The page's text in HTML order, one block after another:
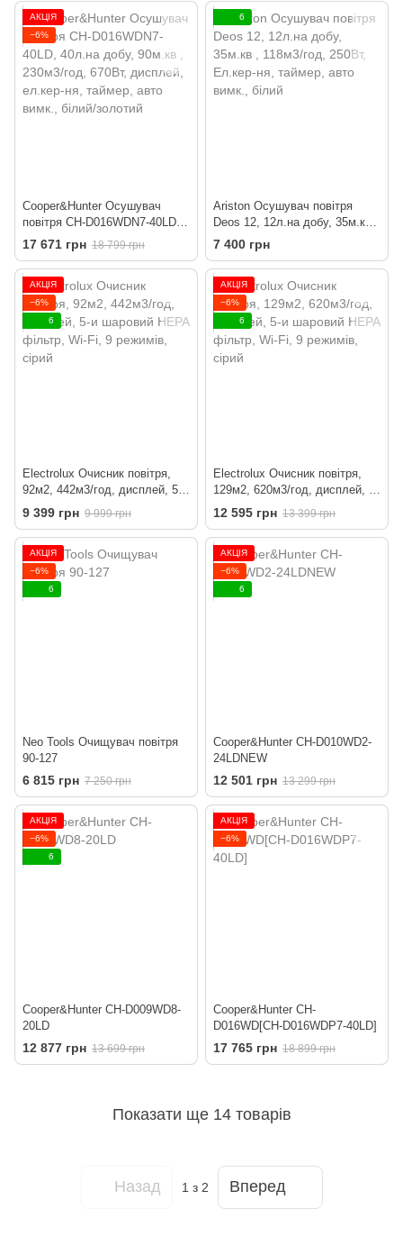
АКЦІЯ
−6%
Cooper&Hunter Осушувач
повітря CH-D016WDN7-40LD,
40л.на добу, 90м.кв , 230м3/
год, 670Вт, дисплей, ел.кер-
ня, таймер, авто вимк., білий/
золотий
17 671 грн 18 799 грн
6
Ariston Осушувач повітря
Deos 12, 12л.на добу, 35м.кв ,
118м3/год, 250Вт, Ел.кер-ня,
таймер, авто вимк., білий
7 400 грн
АКЦІЯ
−6%
6
Electrolux Очисник повітря,
92м2, 442м3/год, дисплей, 5-и
шаровий HEPA фільтр, Wi-Fi,
9 режимів, сірий
9 399 грн 9 999 грн
АКЦІЯ
−6%
6
Electrolux Очисник повітря,
129м2, 620м3/год, дисплей, 5-
и шаровий HEPA фільтр, Wi-
Fi, 9 режимів, сірий
12 595 грн 13 399 грн
АКЦІЯ
−6%
6
Neo Tools Очищувач повітря
90-127
6 815 грн 7 250 грн
АКЦІЯ
−6%
6
Cooper&Hunter CH-D010WD2-
24LDNEW
12 501 грн 13 299 грн
АКЦІЯ
−6%
6
Cooper&Hunter CH-D009WD8-
20LD
12 877 грн 13 699 грн
АКЦІЯ
−6%
Cooper&Hunter CH-
D016WD[CH-D016WDP7-40LD]
17 765 грн 18 899 грн
Показати ще 14 товарів
Назад 1 з 2 Вперед